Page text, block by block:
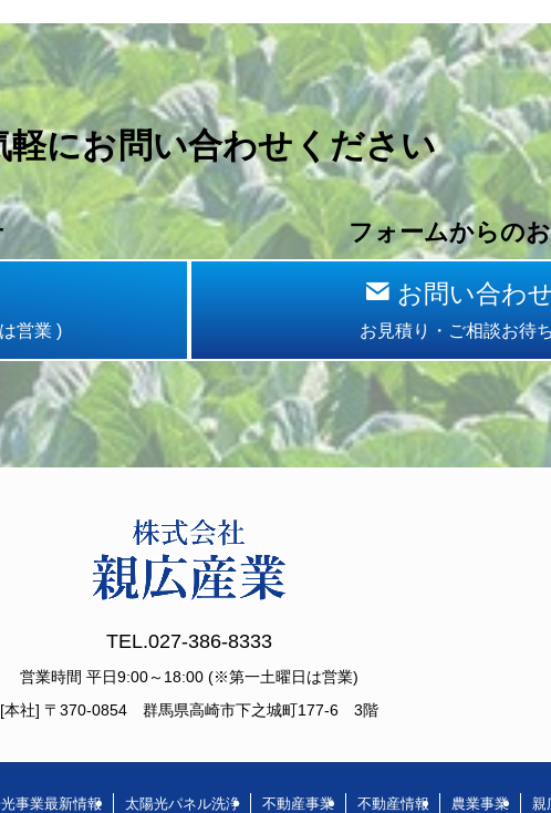
軽にお問い合わせください
営業 )
フォームからの
お問い合わ
お見積り・ご相談お待
TEL.027-386-8333
営業時間 平日9:00～18:00 (※第一土曜日は営業)
[本社] 〒370-0854 群馬県高崎市下之城町177-6 3階
事業最新情報 太陽光パネル洗浄 不動産事業 不動産情報 農業事業 親